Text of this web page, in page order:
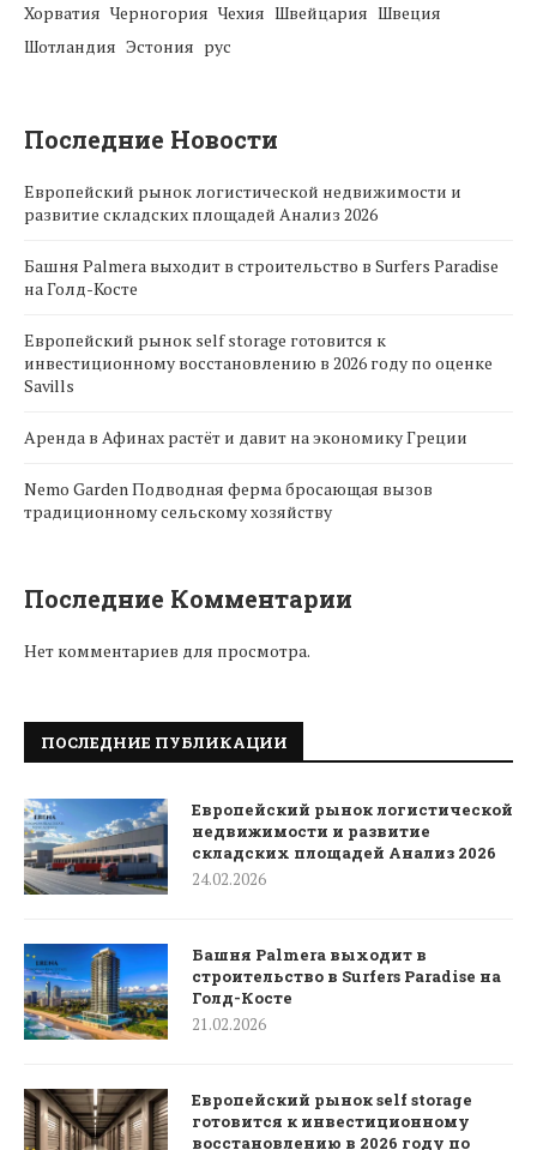
Хорватия Черногория Чехия Швейцария Швеция
Шотландия Эстония рус
Последние Новости
Европейский рынок логистической недвижимости и
развитие складских площадей Анализ 2026
Башня Palmera выходит в строительство в Surfers Paradise
на Голд-Косте
Европейский рынок self storage готовится к
инвестиционному восстановлению в 2026 году по оценке
Savills
Аренда в Афинах растёт и давит на экономику Греции
Nemo Garden Подводная ферма бросающая вызов
традиционному сельскому хозяйству
Последние Комментарии
Нет комментариев для просмотра.
ПОСЛЕДНИЕ ПУБЛИКАЦИИ
Европейский рынок логистической
недвижимости и развитие
складских площадей Анализ 2026
24.02.2026
Башня Palmera выходит в
строительство в Surfers Paradise на
Голд-Косте
21.02.2026
Европейский рынок self storage
готовится к инвестиционному
восстановлению в 2026 году по